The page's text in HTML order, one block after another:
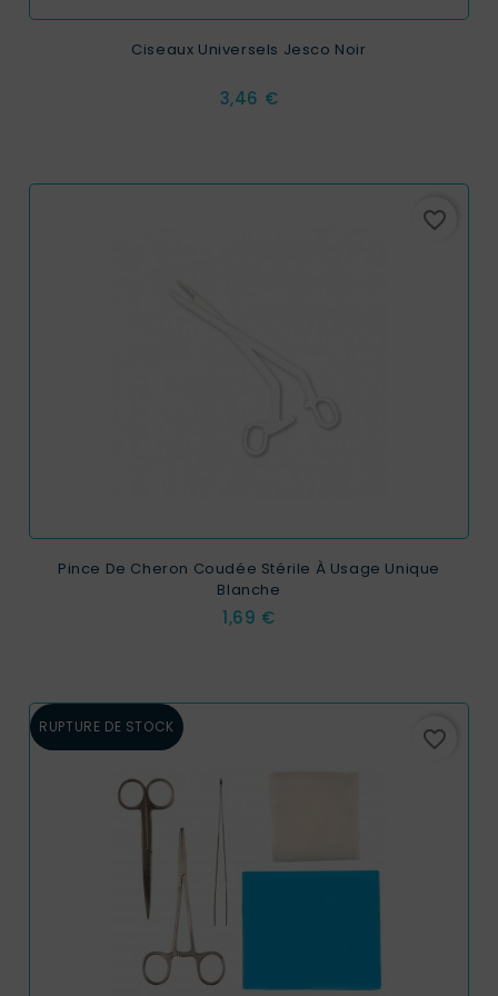
Ciseaux Universels Jesco Noir
Prix
3,46 €
favorite_border
Pince De Cheron Coudée Stérile À Usage Unique
Blanche
Prix
1,69 €
RUPTURE DE STOCK favorite_border